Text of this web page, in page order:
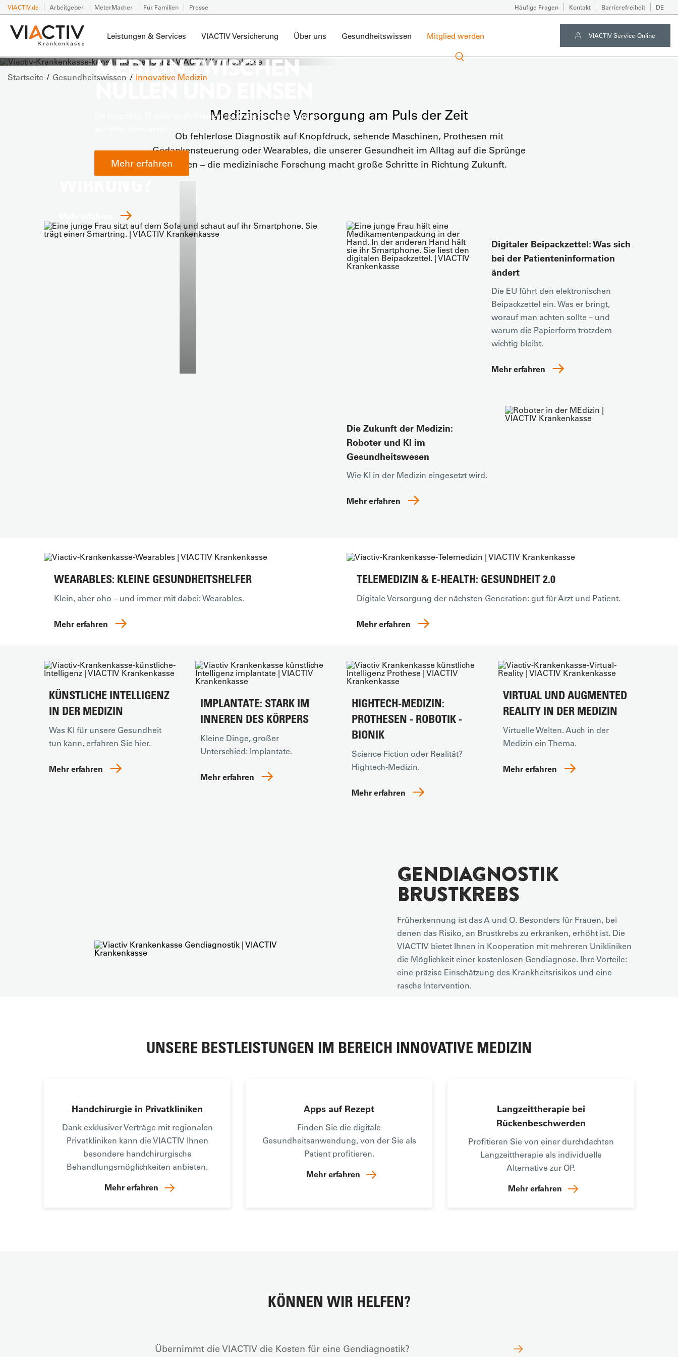
VIACTIV.de Arbeitgeber MeterMacher Für Familien Presse Häufige Fragen Kontakt Barrierefreiheit DE
Leistungen & Services VIACTIV Versicherung Über uns Gesundheitswissen Mitglied werden VIACTIV Service-Online
Startseite Gesundheitswissen Innovative Medizin
MEDIZIN ZWISCHEN
Ob Industrie, IT oder auch Medizin: Künstliche Intelligenz ist
Mehr erfahren
Medizinische Versorgung am Puls der Zeit
Ob fehlerlose Diagnostik auf Knopfdruck, sehende Maschinen, Prothesen mit
Gedankensteuerung oder Wearables, die unserer Gesundheit im Alltag auf die Sprünge
helfen – die medizinische Forschung macht große Schritte in Richtung Zukunft.
SMART-RINGE – KLEINE
RINGE, GROSSE W
IRKUNG?
Digitaler Beipackzettel: Was sich
bei der Patienteninformation
ändert
Die EU führt den elektronischen
Beipackzettel ein. Was er bringt,
worauf man achten sollte – und
warum die Papierform trotzdem
wichtig bleibt.
Mehr erfahren
Die Zukunft der Medizin:
Roboter und KI im
Gesundheitswesen
Wie KI in der Medizin eingesetzt wird.
Mehr erfahren
WEARABLES: KLEINE GESUNDHEITSHELFER
Klein, aber oho – und immer mit dabei: Wearables.
Mehr erfahren
TELEMEDIZIN & E-HEALTH: GESUNDHEIT 2.0
Digitale Versorgung der nächsten Generation: gut für Arzt und Patient.
Mehr erfahren
KÜNSTLICHE INTELLIGENZ
IN DER MEDIZIN
Was KI für unsere Gesundheit
tun kann, erfahren Sie hier.
Mehr erfahren
IMPLANTATE: STARK IM
INNEREN DES KÖRPERS
Kleine Dinge, großer
Unterschied: Implantate.
Mehr erfahren
HIGHTECH-MEDIZIN:
PROTHESEN - ROBOTIK -
BIONIK
Science Fiction oder Realität?
Hightech-Medizin.
Mehr erfahren
VIRTUAL UND AUGMENTED
REALITY IN DER MEDIZIN
Virtuelle Welten. Auch in der
Medizin ein Thema.
Mehr erfahren
GENDIAGNOSTIK
BRUSTKREBS
Früherkennung ist das A und O. Besonders für Frauen, bei
denen das Risiko, an Brustkrebs zu erkranken, erhöht ist. Die
VIACTIV bietet Ihnen in Kooperation mit mehreren Unikliniken
die Möglichkeit einer kostenlosen Gendiagnose. Ihre Vorteile:
eine präzise Einschätzung des Krankheitsrisikos und eine
rasche Intervention.
UNSERE BESTLEISTUNGEN IM BEREICH INNOVATIVE MEDIZIN
Handchirurgie in Privatkliniken
Dank exklusiver Verträge mit regionalen
Privatkliniken kann die VIACTIV Ihnen
besondere handchirurgische
Behandlungsmöglichkeiten anbieten.
Mehr erfahren
Apps auf Rezept
Finden Sie die digitale
Gesundheitsanwendung, von der Sie als
Patient profitieren.
Mehr erfahren
Langzeittherapie bei
Rückenbeschwerden
Profitieren Sie von einer durchdachten
Langzeittherapie als individuelle
Alternative zur OP.
Mehr erfahren
KÖNNEN WIR HELFEN?
Übernimmt die VIACTIV die Kosten für eine Gendiagnostik?